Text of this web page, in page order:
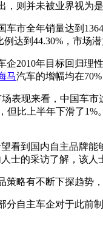
则并未被业界视为是
车市全年销量达到
达到44.30%，市场潜
企2010年目标回归理
马汽车的增幅均在70%
表现来看，中国车市
但比上半年下滑了
看到国内自主品牌
士的采访了解，该人
策略有不断下探趋势
分自主车企对于此前